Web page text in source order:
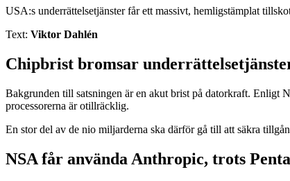
USA:s underrättelsetjänster får ett massivt, hemligstämplat
Text: Viktor Dahlén
Chipbrist bromsar
Bakgrunden till satsningen är en akut brist på datorkraft. Enligt
processorerna är otillräcklig.
En stor del av de nio miljarderna ska därför gå till att säkra
NSA får använda Anthropic, trots